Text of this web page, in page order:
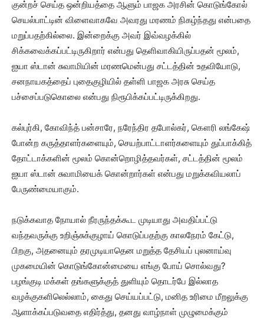
குன்றச் செய்த ஒன்றியத்தை ஆளும் பாஜக அரசின் கொடுங்கோல்
செயல்பாட்டின் விளைவாகவே அவரது மரணம் நிகழ்ந்தது என்பதை
மறுப்பதற்கில்லை. இன்றைக்கு அவர் இவ்வழக்கில்
சிக்கவைக்கப்பட்டிருகிறார் என்பது தெளிவாகியிருப்பதன் மூலம்,
ஐயா ஸ்டான் சுவாமியின் மரணமென்பது சட்டத்தின் உதவியோடு,
சனநாயகத்தைப் புதைகுழியில் தள்ளி பாஜக அரசு செய்த
பச்சைப்படுகொலை என்பது நிரூபிக்கப்பட்டிருக்கிறது.
கல்புர்கி, கோவிந்த் பன்சாரே, நரேந்திர தபோல்கர், கௌரி லங்கேஷ்
போன்ற கருத்தாளர்களையும், செயற்பாட்டாளர்களையும் துப்பாக்கித்
தோட்டாக்களின் மூலம் கொன்றொழித்தவர்கள், சட்டத்தின் மூலம்
ஐயா ஸ்டான் சுவாமியைக் கொன்றார்கள் என்பது மறுக்கவியலாப்
பேருண்மையாகும்.
நடுக்கவாத நோயால் நீரருந்தக்கூட முடியாது அவதிப்பட்டு
வந்தவருக்கு உறிஞ்சுக்குழாய் கொடுப்பதற்கு காலநேரம் கேட்டு,
பிறகு, அதனையும் தரமுடியாதென மறுத்த தேசியப் புலனாய்வு
முகமையின் கொடுங்கோன்மையை எங்கு போய் சொல்வது?
பழங்குடி மக்கள் தங்களுக்குத் துளியும் தொடர்பே இல்லாத
வழக்குகளிலெல்லாம், கைது செய்யப்பட்டு, மனித உரிமை மீறலுக்கு
ஆளாக்கப்படுவதை எதிர்த்து, தனது வாழ்நாள் முழுமைக்கும்